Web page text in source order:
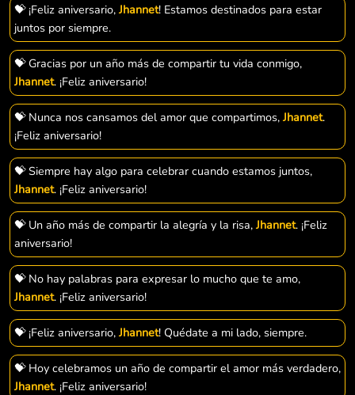
💝 ¡Feliz aniversario, Jhannet! Estamos destinados para estar
juntos por siempre.
💝 Gracias por un año más de compartir tu vida conmigo,
Jhannet. ¡Feliz aniversario!
💝 Nunca nos cansamos del amor que compartimos, Jhannet.
¡Feliz aniversario!
💝 Siempre hay algo para celebrar cuando estamos juntos,
Jhannet. ¡Feliz aniversario!
💝 Un año más de compartir la alegría y la risa, Jhannet. ¡Feliz
aniversario!
💝 No hay palabras para expresar lo mucho que te amo,
Jhannet. ¡Feliz aniversario!
💝 ¡Feliz aniversario, Jhannet! Quédate a mi lado, siempre.
💝 Hoy celebramos un año de compartir el amor más verdadero,
Jhannet. ¡Feliz aniversario!